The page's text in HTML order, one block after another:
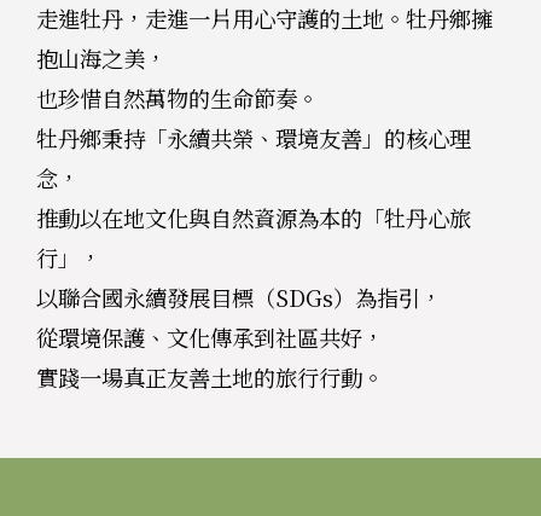
走進牡丹，走進一片用心守護的土地。牡丹鄉擁
抱山海之美，
也珍惜自然萬物的生命節奏。
牡丹鄉秉持「永續共榮、環境友善」的核心理
念，
推動以在地文化與自然資源為本的「牡丹心旅
行」，
以聯合國永續發展目標（SDGs）為指引，
從環境保護、文化傳承到社區共好，
實踐一場真正友善土地的旅行行動。